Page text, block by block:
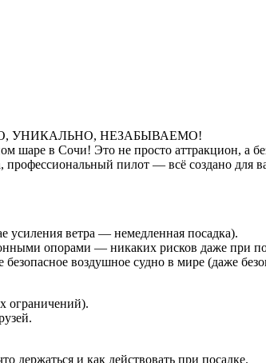
УНИКАЛЬНО, НЕЗАБЫВАЕМО!
шаре в Сочи! Это не просто аттракцион,
пилот — всё создано для
усиления ветра — немедленная посадка).
опорами — никаких рисков даже при
воздушное судно в мире (даже
ограничений).
держаться и как действовать при посадке.